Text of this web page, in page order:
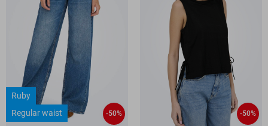
Ruby
Regular waist
-50% -50%